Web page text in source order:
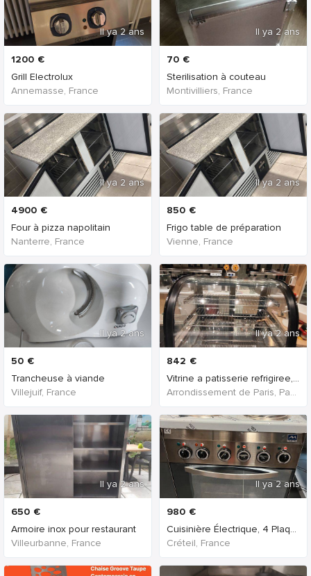
Il ya 2 ans
1200 €
Grill Electrolux
Annemasse, France
Il ya 2 ans
4900 €
Four à pizza napolitain
Nanterre, France
Il ya 2 ans
50 €
Trancheuse à viande
Villejuif, France
Il ya 2 ans
650 €
Armoire inox pour restaurant
Villeurbanne, France
Il ya 2 ans
70 €
Sterilisation à couteau
Montivilliers, France
Il ya 2 ans
850 €
Frigo table de préparation
Vienne, France
Il ya 2 ans
842 €
Vitrine a patisserie refrigiree, des banquettes et
Arrondissement de Paris, Paris, France
Il ya 2 ans
980 €
Cuisinière Électrique, 4 Plaques, 1 Four Électriqu
Créteil, France